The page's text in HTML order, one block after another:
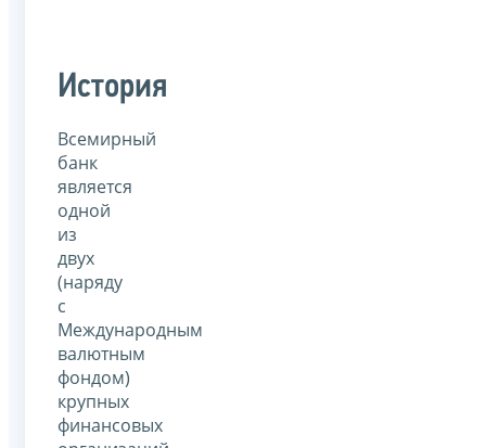
История
Всемирный
банк
является
одной
из
двух
(наряду
с
Международным
валютным
фондом)
крупных
финансовых